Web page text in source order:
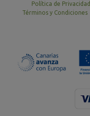
Política de Privacidad
Términos y Condiciones